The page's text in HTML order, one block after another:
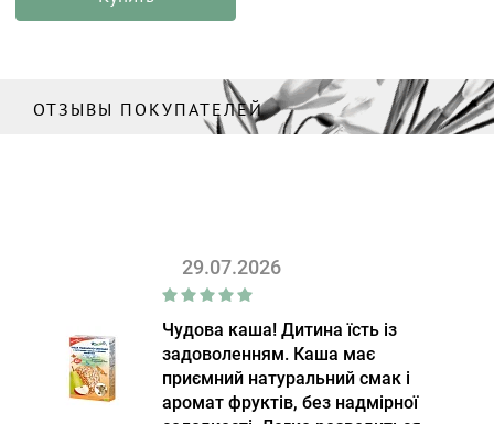
ОТЗЫВЫ ПОКУПАТЕЛЕЙ
29.07.2026
Чудова каша! Дитина їсть із
задоволенням. Каша має
приємний натуральний смак і
аромат фруктів, без надмірної